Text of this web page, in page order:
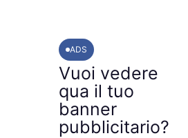
ADS
Vuoi vedere
qua il tuo
banner
pubblicitario?